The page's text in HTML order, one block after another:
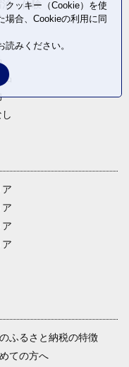
・体験
ふるさと納税の特徴
ての方へ
クッキー（Cookie）を使
場合、Cookieの利用に同
読みください。